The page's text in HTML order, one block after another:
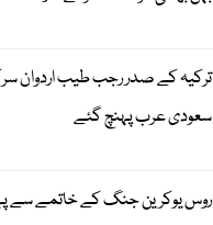
ترکیہ کے صدر رجب طیب اردوان
سعودی عرب پہنچ گئے
روس یوکرین جنگ کے خاتمے سے